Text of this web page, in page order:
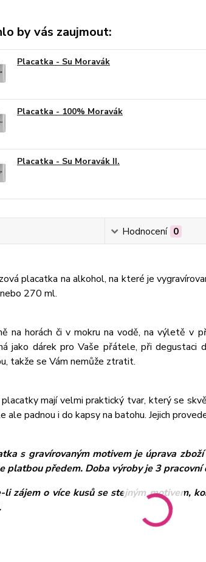
by vás zaujmout:
Placatka - Su Moravák
Placatka - 100% Moravák
Placatka - Su Moravák II.
Hodnocení 0
placatka na alkohol, na které je
270 ml.
na horách či v mokru na vodě, na výletě v
jako dárek pro Vaše přátele, při degustaci
takže se Vám nemůže ztratit.
mají velmi praktický tvar, který se
ale padnou i do kapsy na batohu. Jejich
s gravírovaným motivem je úprava
platbou předem. Doba výroby je 3 pracovní
li zájem o více kusů se stejným motivem,